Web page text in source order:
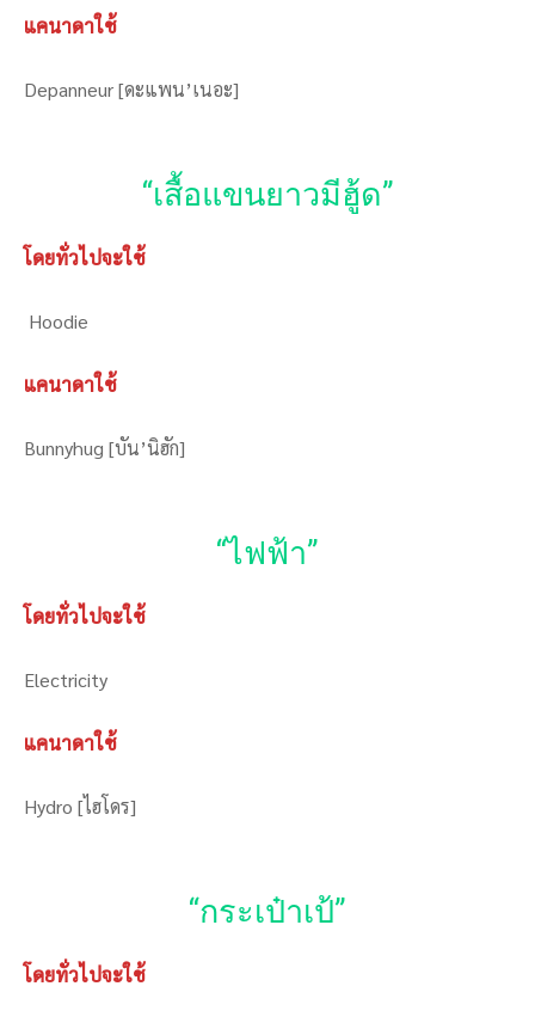
แคนาดาใช้
Depanneur [ดะแพน’เนอะ]
“เสื้อแขนยาวมีฮู้ด”
โดยทั่วไปจะใช้
Hoodie
แคนาดาใช้
Bunnyhug [บัน’นิฮัก]
“ไฟฟ้า”
โดยทั่วไปจะใช้
Electricity
แคนาดาใช้
Hydro [ไฮโดร]
“กระเป๋าเป้”
โดยทั่วไปจะใช้